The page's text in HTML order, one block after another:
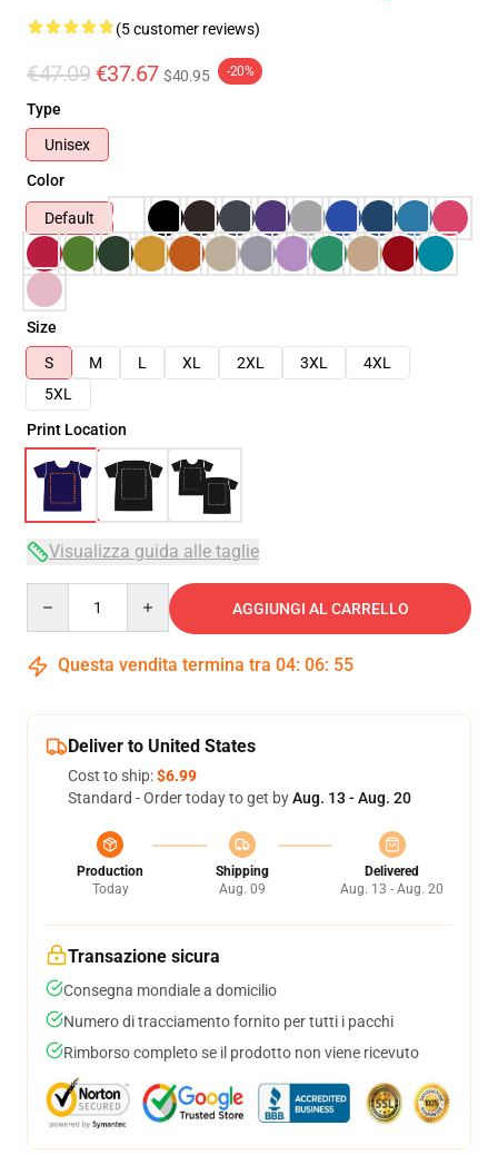
(5 customer reviews)
€47.09 €37.67 $40.95 -20%
Type
Unisex
Color
Default
Size
S
M L XL 2XL 3XL
4XL
5XL
Print Location
Visualizza guida alle taglie
AGGIUNGI AL CARRELLO
Questa vendita termina tra 04: 06: 54
Deliver to United States
Cost to ship:$6.99
Standard - Order today to get byAug. 13 - Aug. 20
Production
Today
Shipping
Aug. 09
Delivered
Aug. 13 - Aug. 20
Transazione sicura
Consegna mondiale a domicilio
Numero di tracciamento fornito per tutti i pacchi
Rimborso completo se il prodotto non viene ricevuto